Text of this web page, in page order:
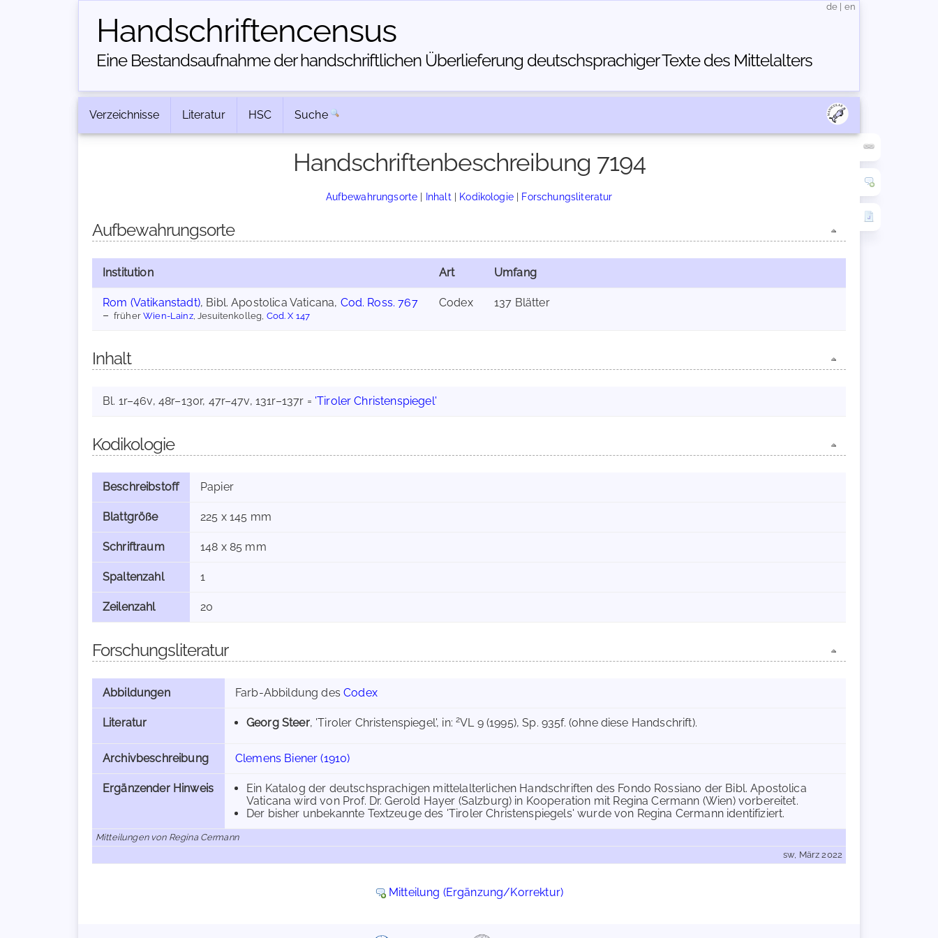
Handschriften­census
Eine Bestandsaufnahme der handschriftlichen Über­lieferung deutschsprachiger Texte des Mittelalters
de en
Verzeichnisse Literatur HSC Suche
Handschriftenbeschreibung 7194
Aufbewahrungsorte | Inhalt | Kodikologie| Forschungsliteratur
Aufbewahrungsorte
Institution Art Umfang
Rom (Vatikanstadt), Bibl. Apostolica Vaticana, Cod. Ross. 767
früherWien-Lainz, Jesuitenkolleg, Cod. X 147
Codex 137 Blätter
Inhalt
Bl. 1r–46v, 48r–130r, 47r–47v, 131r–137r = 'Tiroler Christenspiegel'
Kodikologie
Beschreibstoff Papier
Blattgröße 225 x 145 mm
Schriftraum 148 x 85 mm
Spaltenzahl 1
Zeilenzahl 20
Forschungsliteratur
Abbildungen Farb-Abbildung desCodex
Literatur Georg Steer, 'Tiroler Christenspiegel', in:2VL 9 (1995), Sp. 935f. (ohne diese Handschrift).
Archivbeschreibung Clemens Biener (1910)
Ergänzender Hinweis
Ein Katalog der deutschsprachigen mittelalterlichen Handschriften des Fondo Rossiano der Bibl. Apostolica
Vaticana wird von Prof. Dr. Gerold Hayer (Salzburg) in Kooperation mit Regina Cermann (Wien) vorbereitet.
Der bisher unbekannte Textzeuge des 'Tiroler Christenspiegels' wurde von Regina Cermann identifiziert.
Mitteilungen von Regina Cermann
sw, März 2022
Mitteilung (Ergänzung/Korrektur)